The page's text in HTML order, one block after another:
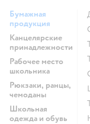
Бумажная
продукция
Канцелярские
принадлежности
Рабочее место
школьника
Рюкзаки, ранцы,
чемоданы
Школьная
одежда и обувь